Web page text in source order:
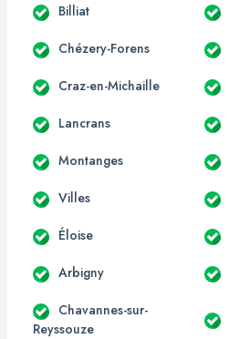
Billiat
Chézery-Forens
Craz-en-Michaille
Lancrans
Montanges
Villes
Éloise
Arbigny
Chavannes-sur-
Reyssouze